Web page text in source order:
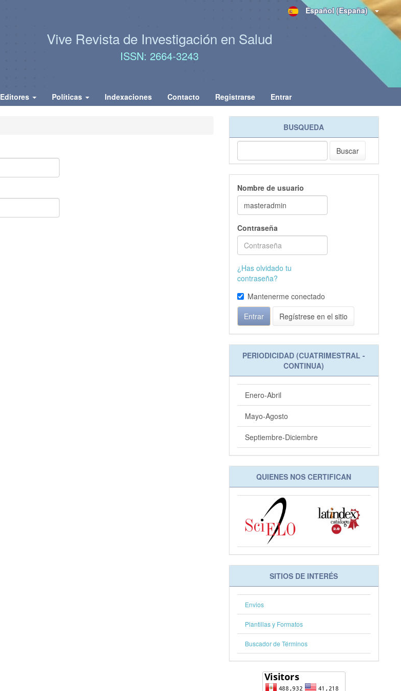
Español (España)
Vive Revista de Investigación en Salud
ISSN: 2664-3243
Editores Políticas Indexaciones Contacto Registrarse Entrar
BUSQUEDA
Buscar
Nombre de usuario
Contraseña
¿Has olvidado tu
contraseña?
Mantenerme conectado
Entrar
Regístrese en el sitio
PERIODICIDAD (CUATRIMESTRAL -
CONTINUA)
Enero-Abril
Mayo-Agosto
Septiembre-Diciembre
QUIENES NOS CERTIFICAN
SITIOS DE INTERÉS
Envios
Plantillas y Formatos
Buscador de Términos